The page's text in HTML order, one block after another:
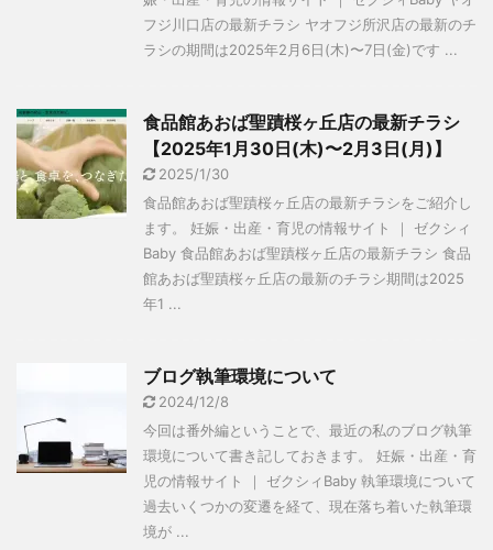
フジ川口店の最新チラシ ヤオフジ所沢店の最新のチ
ラシの期間は2025年2月6日(木)〜7日(金)です ...
食品館あおば聖蹟桜ヶ丘店の最新チラシ
【2025年1月30日(木)〜2月3日(月)】
2025/1/30
食品館あおば聖蹟桜ヶ丘店の最新チラシをご紹介し
ます。 妊娠・出産・育児の情報サイト ｜ ゼクシィ
Baby 食品館あおば聖蹟桜ヶ丘店の最新チラシ 食品
館あおば聖蹟桜ヶ丘店の最新のチラシ期間は2025
年1 ...
ブログ執筆環境について
2024/12/8
今回は番外編ということで、最近の私のブログ執筆
環境について書き記しておきます。 妊娠・出産・育
児の情報サイト ｜ ゼクシィBaby 執筆環境について
過去いくつかの変遷を経て、現在落ち着いた執筆環
境が ...